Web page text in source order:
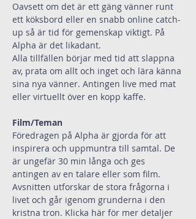
Oavsett om det är ett gäng vänner runt
ett köksbord eller en snabb online catch-
up så är tid för gemenskap viktigt. På
Alpha är det likadant.
Alla tillfällen börjar med tid att slappna
av, prata om allt och inget och lära känna
sina nya vänner. Antingen live med mat
eller virtuellt över en kopp kaffe.
Film/Teman
Föredragen på Alpha är gjorda för att
inspirera och uppmuntra till samtal. De
är ungefär 30 min långa och ges
antingen av en talare eller som film.
Avsnitten utforskar de stora frågorna i
livet och går igenom grunderna i den
kristna tron. Klicka här för mer detaljer